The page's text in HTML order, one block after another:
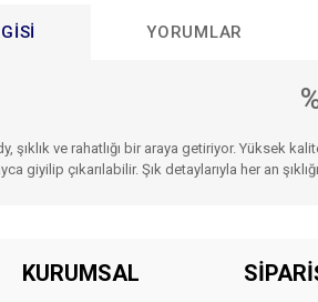
YORUMLAR
şıklık ve rahatlığı bir araya getiriyor. Yüksek
giyilip çıkarılabilir. Şık detaylarıyla her an
KURUMSAL